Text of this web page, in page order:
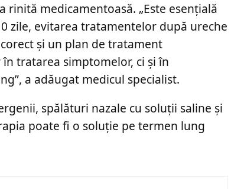
medicamentoasă. „Este esențială
zile, evitarea tratamentelor după ureche
și un plan de tratament
tratarea simptomelor, ci și în
a adăugat medicul specialist.
spălături nazale cu soluții saline și
poate fi o soluție pe termen lung